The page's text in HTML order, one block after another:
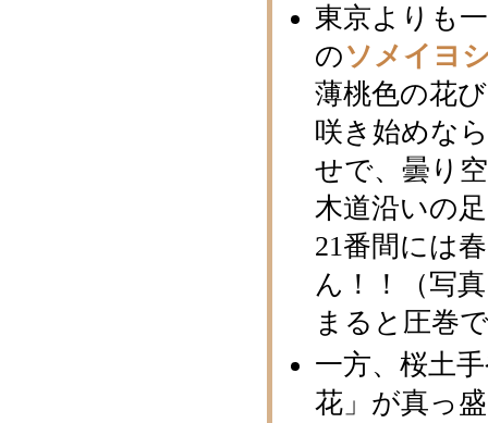
東京よりも
のソメイヨ
薄桃色の花
咲き始めな
せで、曇り
木道沿いの
21番間には
ん！！（写
まると圧巻
一方、桜土
花」が真っ